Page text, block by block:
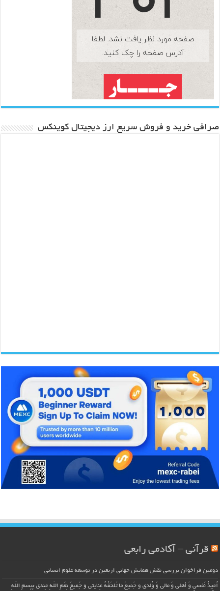
صرافی خرید و فروش سریع ارز دیجیتال کوینکس
قرآنی – آکادمی رابعی
دومین فراخوان بررسی نقش همایش جهانی اربعین در توسعه علوم انسانی
اُعیذُ نَفسی وَ أهلی وَ مالی وَ وُلدی و جَمیعَ ما تَلحَقُهُ عِنایتی و جَمیعَ نِعَمِ اللّهِ عِندی بِبِسمِ اللّهِ